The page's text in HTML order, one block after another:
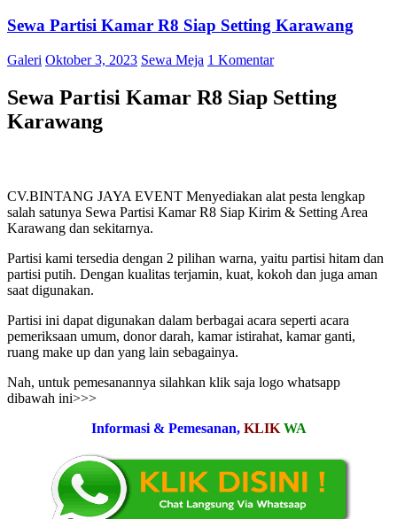
Sewa Partisi Kamar R8 Siap Setting Karawang
Galeri Oktober 3, 2023 Sewa Meja 1 Komentar
Sewa Partisi Kamar R8 Siap Setting
Karawang
CV.BINTANG JAYA EVENT Menyediakan alat pesta lengkap
salah satunya Sewa Partisi Kamar R8 Siap Kirim & Setting Area
Karawang dan sekitarnya.
Partisi kami tersedia dengan 2 pilihan warna, yaitu partisi hitam dan
partisi putih. Dengan kualitas terjamin, kuat, kokoh dan juga aman
saat digunakan.
Partisi ini dapat digunakan dalam berbagai acara seperti acara
pemeriksaan umum, donor darah, kamar istirahat, kamar ganti,
ruang make up dan yang lain sebagainya.
Nah, untuk pemesanannya silahkan klik saja logo whatsapp
dibawah ini>>>
Informasi & Pemesanan, KLIK WA